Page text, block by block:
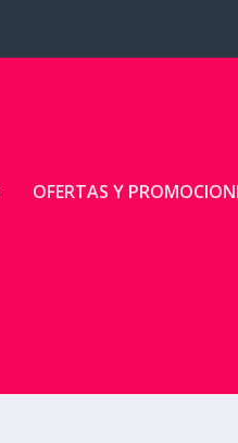
OFERTAS Y